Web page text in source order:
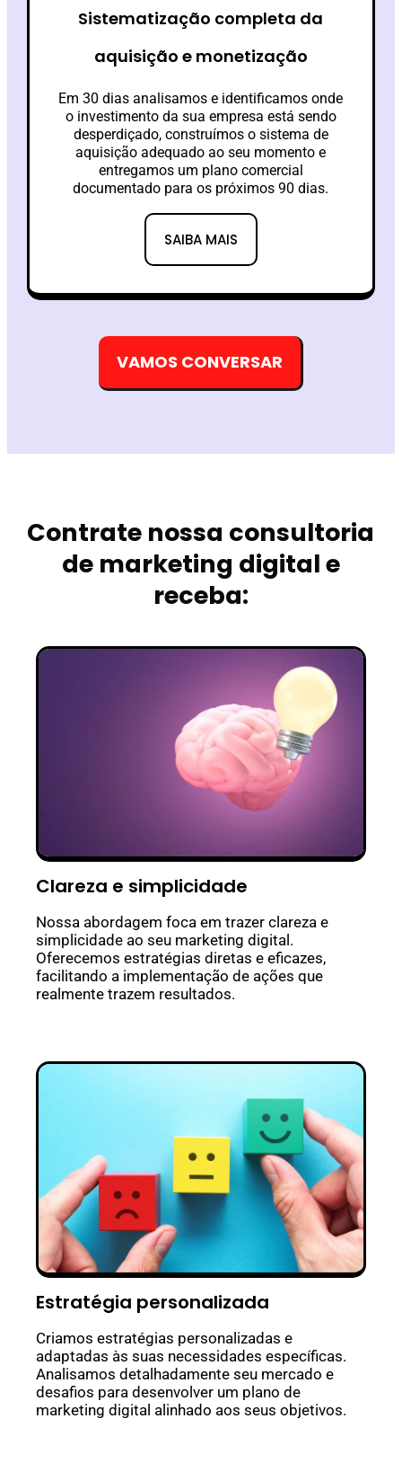
Sistematização completa da
aquisição e monetização
Em 30 dias analisamos e identificamos onde
o investimento da sua empresa está sendo
desperdiçado, construímos o sistema de
aquisição adequado ao seu momento e
entregamos um plano comercial
documentado para os próximos 90 dias.
SAIBA MAIS
VAMOS CONVERSAR
Contrate nossa consultoria
de marketing digital e
receba:
Clareza e simplicidade
Nossa abordagem foca em trazer clareza e
simplicidade ao seu marketing digital.
Oferecemos estratégias diretas e eficazes,
facilitando a implementação de ações que
realmente trazem resultados.
Estratégia personalizada
Criamos estratégias personalizadas e
adaptadas às suas necessidades específicas.
Analisamos detalhadamente seu mercado e
desafios para desenvolver um plano de
marketing digital alinhado aos seus objetivos.